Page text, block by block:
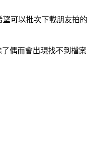
可以批次下載朋友拍
偶而會出現找不到檔